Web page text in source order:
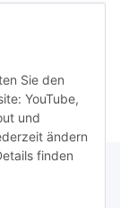
Sie den
YouTube,
und
ändern
finden